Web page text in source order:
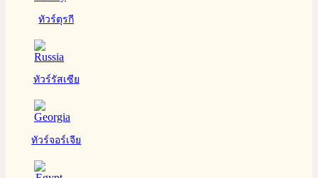
ทัวร์ตุรกี
ทัวร์รัสเซีย
ทัวร์จอร์เจีย